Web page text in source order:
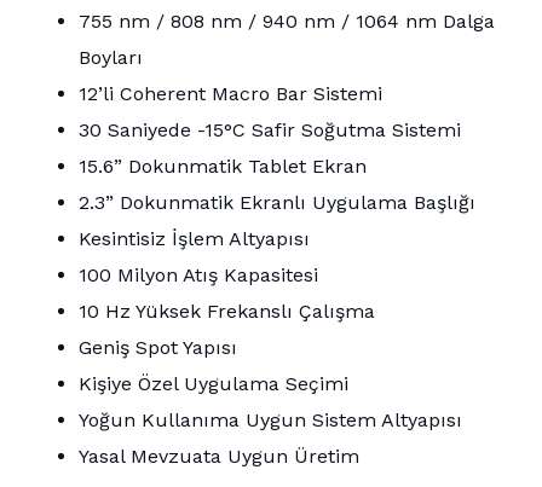
755 nm / 808 nm / 940 nm / 1064 nm Dalga
Boyları
12’li Coherent Macro Bar Sistemi
30 Saniyede -15°C Safir Soğutma Sistemi
15.6” Dokunmatik Tablet Ekran
2.3” Dokunmatik Ekranlı Uygulama Başlığı
Kesintisiz İşlem Altyapısı
100 Milyon Atış Kapasitesi
10 Hz Yüksek Frekanslı Çalışma
Geniş Spot Yapısı
Kişiye Özel Uygulama Seçimi
Yoğun Kullanıma Uygun Sistem Altyapısı
Yasal Mevzuata Uygun Üretim